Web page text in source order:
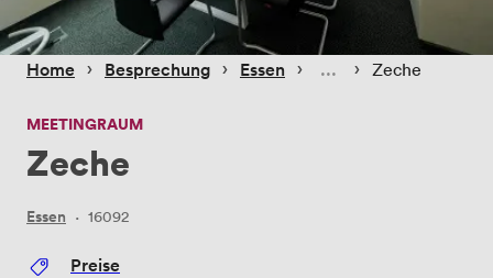
Home › Besprechung › Essen › › Zeche
MEETINGRAUM
Zeche
Essen · 16092
Preise